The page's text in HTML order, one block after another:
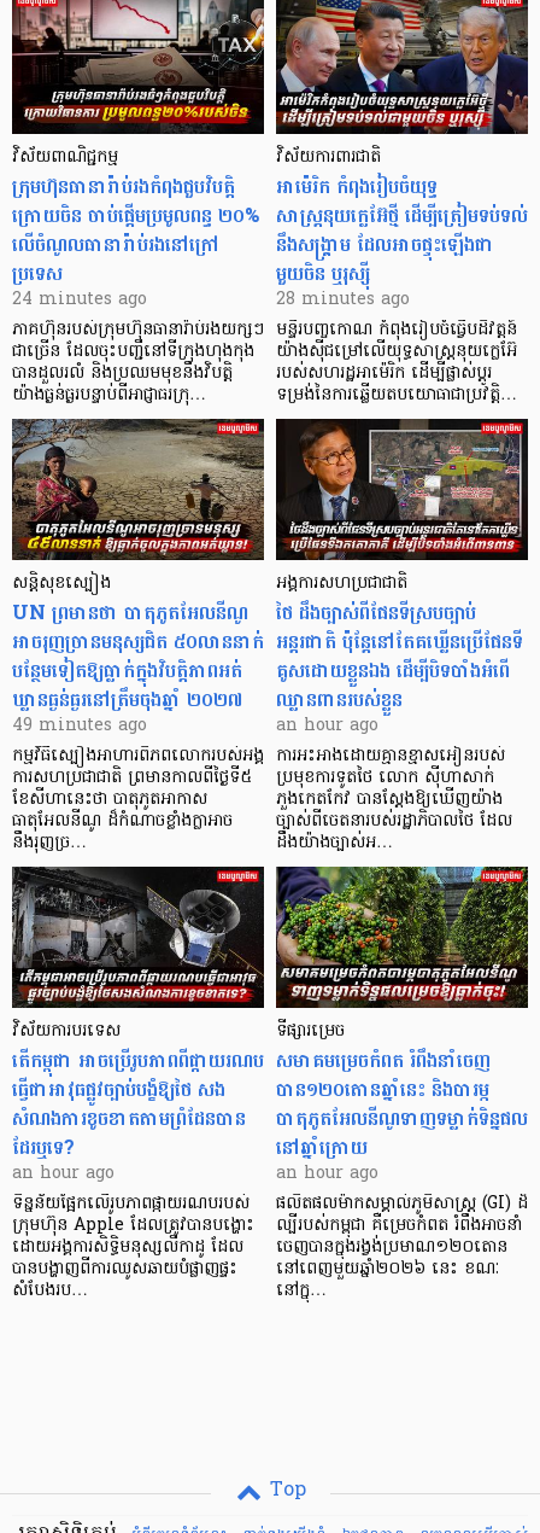
វិស័យពាណិជ្ជកម្ម
ក្រុមហ៊ុនធានារ៉ាប់រងកំពុងជួបវិបត្តិ
ក្រោយចិន ចាប់ផ្តើមប្រមូលពន្ធ ២០%
លើចំណូលធានារ៉ាប់រងនៅក្រៅ
ប្រទេស
24 minutes ago
ភាគហ៊ុនរបស់ក្រុមហ៊ុនធានារ៉ាប់រងយក្សៗ
ជាច្រើន ដែលចុះបញ្ជីនៅទីក្រុងហុងកុង
បានដួលរលំ និងប្រឈមមុខនឹងវិបត្តិ
យ៉ាងធ្ងន់ធ្ងរបន្ទាប់ពីអាជ្ញាធរក្រុ…
វិស័យការពារជាតិ
អាម៉េរិក កំពុងរៀបចំយុទ្ធ
សាស្ត្រនុយក្លេអ៊ែថ្មី ដើម្បីត្រៀមទប់ទល់
នឹងសង្គ្រាម ដែលអាចផ្ទុះឡើងជា
មួយចិន ឬរុស្ស៊ី
28 minutes ago
មន្ទីរបញ្ចកោណ កំពុងរៀបចំធ្វើបដិវត្តន៍
យ៉ាងស៊ីជម្រៅលើយុទ្ធសាស្ត្រនុយក្លេអ៊ែ
របស់សហរដ្ឋអាម៉េរិក ដើម្បីផ្លាស់ប្តូរ
ទម្រង់នៃការឆ្លើយតបយោធាជាប្រវត្តិ…
សន្តិសុខស្បៀង
UN ព្រមានថា បាតុភូតអែលនីណូ
អាចរុញច្រានមនុស្សជិត ៥០លាននាក់
បន្ថែមទៀតឱ្យធ្លាក់ក្នុងវិបត្តិ​ភាពអត់
ឃ្លានធ្ងន់ធ្ងរនៅត្រឹមចុងឆ្នាំ ២០២៧
49 minutes ago
កម្មវិធីស្បៀងអាហារពិភពលោករបស់អង្គ
ការសហប្រជាជាតិ ព្រមាន​កាលពីថ្ងៃទី៥
ខែសីហានេះថា បាតុភូតអាកាស
ធាតុអែលនីណូ ដ៏កំណាចខ្លាំងក្លាអាច
នឹងរុញច្រ…
អង្គការសហប្រជាជាតិ
ថៃ ដឹងច្បាស់ពីផែនទីស្របច្បាប់
អន្តរជាតិ ប៉ុន្តែនៅតែគឃ្លើនប្រើផែនទី
គូសដោយខ្លួនឯង ដើម្បីបិទបាំងអំពើ
ឈ្លានពានរបស់ខ្លួន
an hour ago
ការអះអាងដោយគ្មានខ្មាសអៀនរបស់
ប្រមុខការទូតថៃ លោក ស៊ីហាសាក់
ភួងកេតកែវ បានស្តែងឱ្យឃើញយ៉ាង
ច្បាស់ពីចេតនារបស់រដ្ឋាភិបាលថៃ ដែល
ដឹងយ៉ាងច្បាស់អ…
វិស័យការបរទេស
តើកម្ពុជា អាចប្រើរូបភាពពីផ្កាយរណប
ធ្វើជាអាវុធផ្លូវច្បាប់បង្ខំឱ្យថៃ សង
សំណងការខូចខាតតាមព្រំដែនបាន
ដែរឬទេ?​
an hour ago
ទិន្នន័យផ្អែកលើរូបភាពផ្កាយរណបរបស់
ក្រុមហ៊ុន Apple ដែលត្រូវបានបង្ហោះ
ដោយអង្គការសិទ្ធិមនុស្សលីកាដូ ដែល
បានបង្ហាញពីការឈូសឆាយបំផ្លាញផ្ទះ
សំបែងរប…
ទីផ្សារម្រេច
សមាគមម្រេចកំពត រំពឹងនាំចេញ
បាន១២០តោនឆ្នាំនេះ និងបារម្ភ
បាតុភូតអែលនីណូទាញទម្លាក់ទិន្នផល
នៅឆ្នាំក្រោយ
an hour ago
ផលិតផលម៉ាកសម្គាល់ភូមិសាស្ត្រ (GI) ដ៏
ល្បីរបស់កម្ពុជា គឺម្រេចកំពត រំពឹងអាចនាំ
ចេញបានក្នុងរង្វង់ប្រមាណ១២០តោន
នៅពេញមួយឆ្នាំ២០២៦ នេះ ខណៈ
នៅក្នុ…
Top